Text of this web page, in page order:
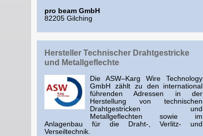
pro beam GmbH
82205 Gilching
Hersteller Technischer Drahtgestricke
und Metallgeflechte
Die ASW–Karg Wire Technology
GmbH zählt zu den international
führenden Adressen in der
Herstellung von technischen
Drahtgestricken und
Metallgeflechten sowie im
Anlagenbau für die Draht-, Verlitz- und
Verseiltechnik.